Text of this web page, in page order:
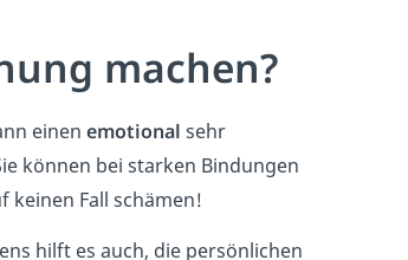
machen?
einen emotional sehr
können bei starken Bindungen
keinen Fall schämen!
hilft es auch, die persönlichen